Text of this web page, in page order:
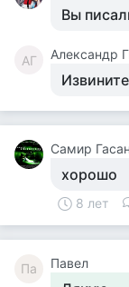
Вы
АГ Александр
Извините
Самир
хорошо
8 лет
Па Павел